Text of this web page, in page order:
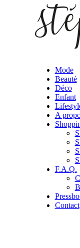
Mode
Beauté
Déco
Enfant
A
F.A.Q.
Contact